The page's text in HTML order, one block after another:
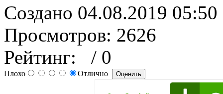
Создано 04.08.2019 05:50
Просмотров: 2626
Рейтинг:
/ 0
Плохо Отлично